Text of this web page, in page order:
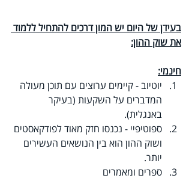
בעידן של היום יש המון דרכים להתחיל ללמוד
את שוק ההון:
חינמי:
יוטיוב - קיימים ערוצים עם תוכן מעולה
המדברים על השקעות (בעיקר
באנגלית).
ספוטיפיי - נכנסו חזק מאוד לפודקאסטים
ושוק ההון הוא בין הנושאים העשירים
יותר.
ספרים ומאמרים